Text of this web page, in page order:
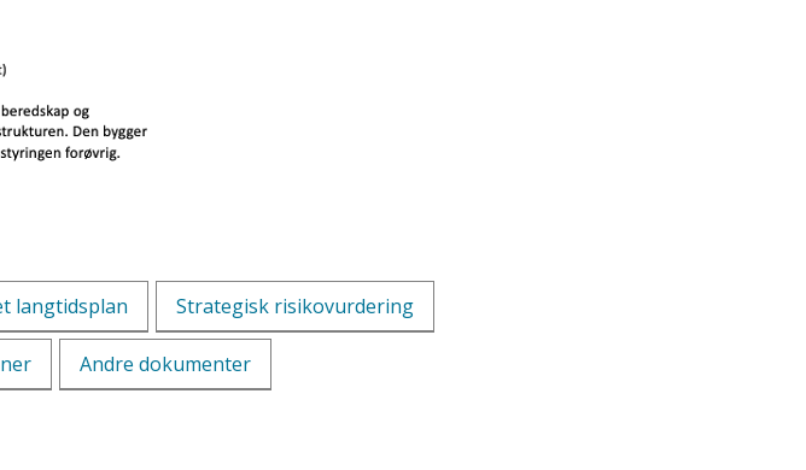
langtidsplan Strategisk risikovurdering
Andre dokumenter